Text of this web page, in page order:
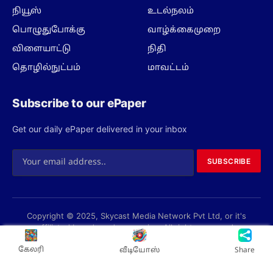
நியூஸ்
பொழுதுபோக்கு
விளையாட்டு
தொழில்நுட்பம்
உடல்நலம்
வாழ்க்கைமுறை
நிதி
மாவட்டம்
Subscribe to our ePaper
Get our daily ePaper delivered in your inbox
SUBSCRIBE
Copyright © 2025, Skycast Media Network Pvt Ltd, or it's
affiliated brands and companies. All rights reserved.
Privacy Policy Terms About us Contact us
கேலரி வீடியோஸ் Share